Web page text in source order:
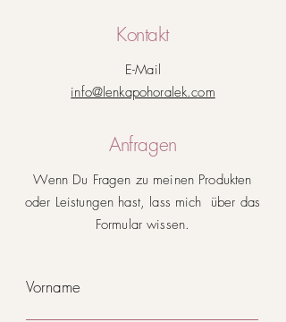
Kontakt
E-Mail
info@lenkapohoralek.com
Anfragen
Wenn Du Fragen zu meinen Produkten
oder Leistungen hast, lass mich über das
Formular wissen.
Vorname